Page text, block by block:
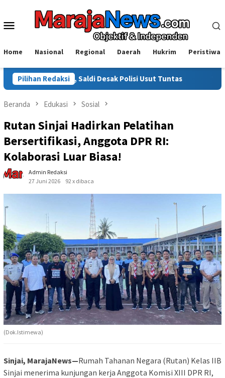
konten
Menu
Home Nasional Regional Daerah Hukrim Peristiwa
Pilihan Redaksi
Saldi Desak Polisi Usut Tuntas Warga Sinjai Tewas
Beranda Edukasi Sosial
Rutan Sinjai Hadirkan Pelatihan
Bersertifikasi, Anggota DPR RI:
Kolaborasi Luar Biasa!
Admin Redaksi
27 Juni 2026
92 x dibaca
(Dok.Istimewa)
Sinjai, MarajaNews—Rumah Tahanan Negara (Rutan) Kelas IIB
Sinjai menerima kunjungan kerja Anggota Komisi XIII DPR RI,